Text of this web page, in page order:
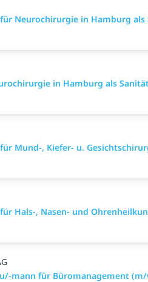
Neurochirurgie in Hamburg
in Hamburg als
Mund-, Kiefer- u.
Hals-, Nasen- und
mann für Büromanagement